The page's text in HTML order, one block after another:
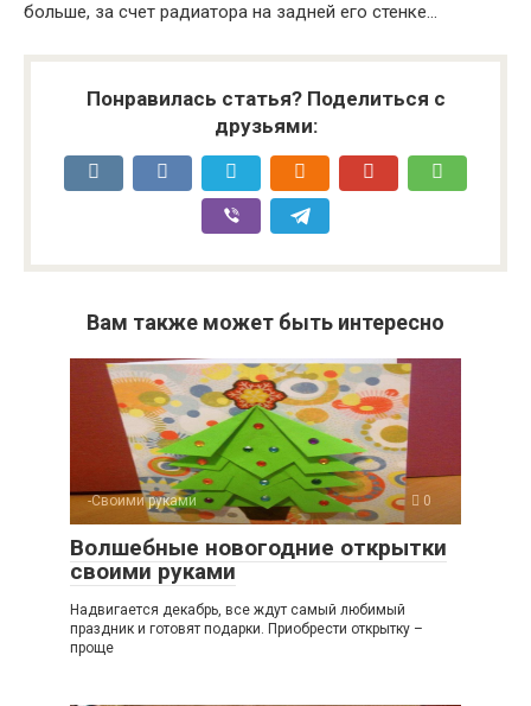
больше, за счет радиатора на задней его стенке…
Понравилась статья? Поделиться с
друзьями:
Вам также может быть интересно
-Своими руками 0
Волшебные новогодние открытки
своими руками
Надвигается декабрь, все ждут самый любимый
праздник и готовят подарки. Приобрести открытку –
проще